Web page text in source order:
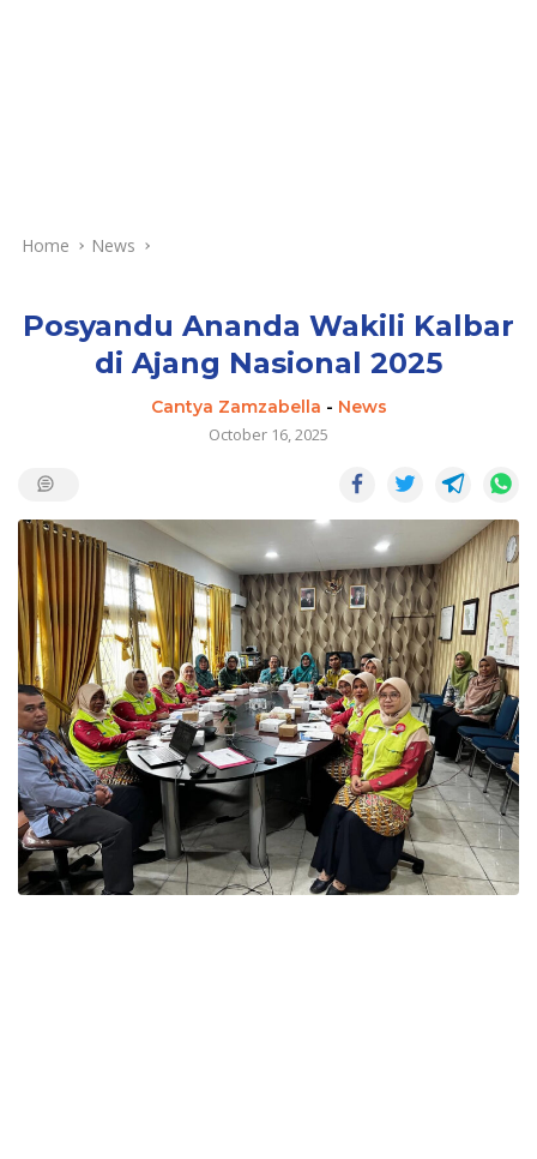
Home News
Posyandu Ananda Wakili Kalbar
di Ajang Nasional 2025
Cantya Zamzabella - News
October 16, 2025